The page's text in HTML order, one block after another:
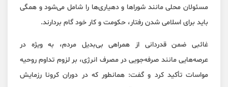
مسئولان محلی مانند شوراها و دهیاری‌ها را شامل می‌شود و همگی
باید برای اسلامی شدن رفتار، حکومت و کار خود گام بردارند.
غائبی ضمن قدردانی از همراهی بی‌بدیل مردم، به ویژه در
عرصه‌هایی مانند صرفه‌جویی در مصرف انرژی، بر لزوم تداوم روحیه
مواسات تأکید کرد و گفت: همانطور که در دوران کرونا رزمایش